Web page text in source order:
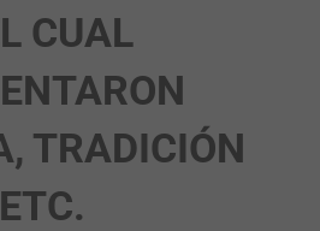
CUAL
TRADICIÓN
ETC.